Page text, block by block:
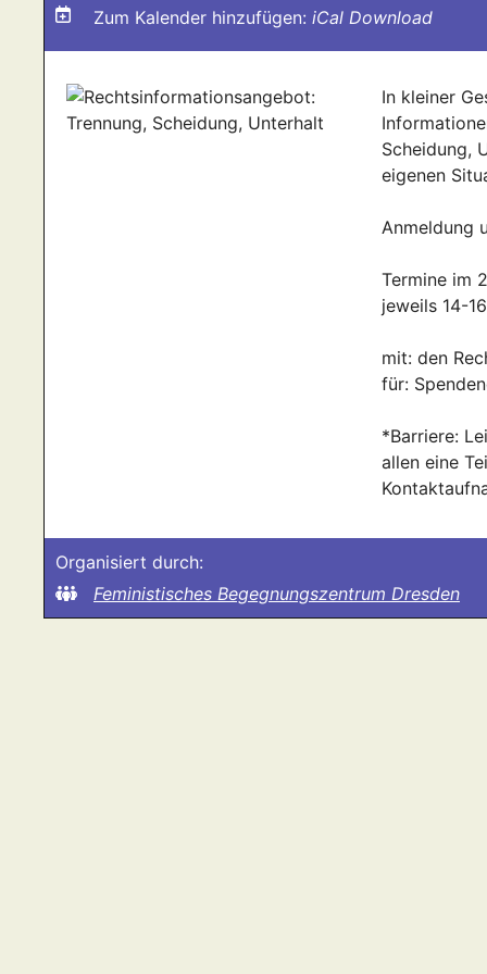
Zum Kalender hinzufügen: iCal Download
In kleiner
Scheidung,
eigenen
Anmeldung
Termine im
jeweils 14-
mit: den
für:
*Barriere:
allen eine
Organisiert durch:
Feministisches Begegnungszentrum Dresden